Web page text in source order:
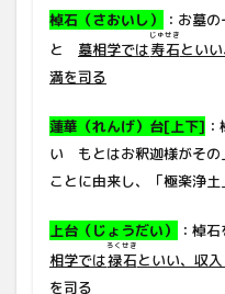
棹石（さおいし）
：お墓
と 墓相学では寿石
じゅせき
とい
満を司る
蓮華（れんげ）台[上下]
い もとはお釈迦様がその
ことに由来し、「極楽浄
上台（じょうだい） ：棹
相学では禄石
ろくせき
といい、収
を司る